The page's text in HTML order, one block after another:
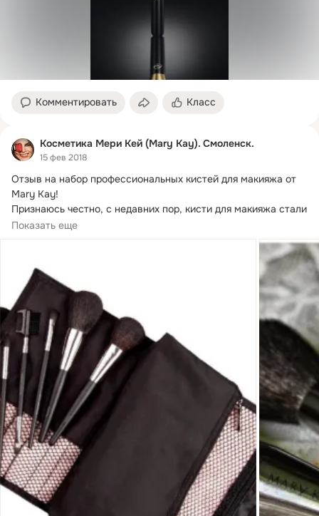
Комментировать Класс
Косметика Мери Кей (Mary Kay). Смоленск.
15 фев 2018
Отзыв на набор профессиональных кистей для макияжа от
Mary Kay!
Признаюсь честно, с недавних пор, кисти для макияжа стали
моим фетишем.
Показать еще